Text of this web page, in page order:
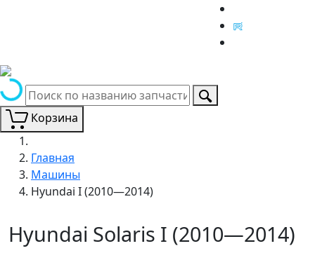
Корзина
Главная
Машины
Hyundai I (2010—2014)
Hyundai Solaris I (2010—2014)